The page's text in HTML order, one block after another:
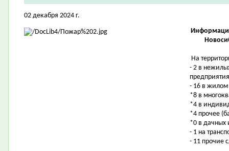
02 декабря 2024 г.
На
- 2 в
- 16 в жилом
*8 в
*4 в
*4 прочее
*0 в дачных
- 1 на
- 11 прочие